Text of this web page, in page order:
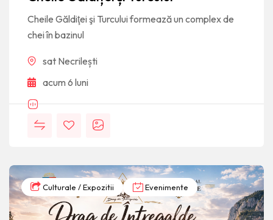
Cheile Găldiţei şi Turcului formează un complex de
chei în bazinul
sat Necrilești
acum 6 luni
Culturale / Expozitii Evenimente